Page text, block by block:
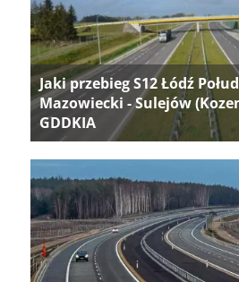
Jaki przebieg S12 Łódź
Mazowiecki - Sulejów
GDDKIA